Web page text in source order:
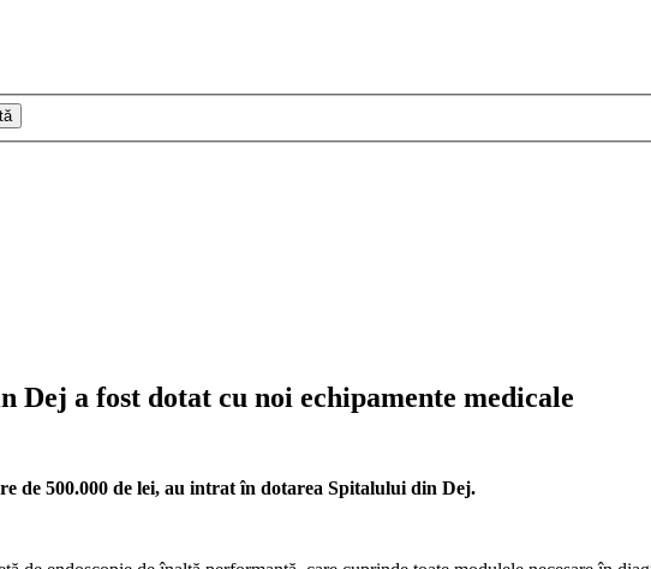
a fost dotat cu noi echipamente medicale
de 500.000 de lei, au intrat în dotarea Spitalului din Dej.